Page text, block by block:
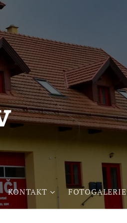
KONTAKT FOTOGALERIE